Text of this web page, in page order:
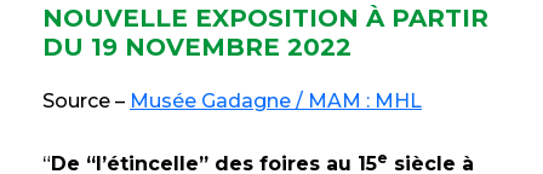
NOUVELLE EXPOSITION À PARTIR
DU 19 NOVEMBRE 2022
Source – Musée Gadagne / MAM : MHL
“De “l’étincelle” des foires au 15e siècle à